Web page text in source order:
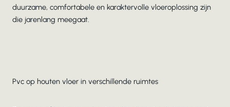
duurzame, comfortabele en karaktervolle vloeroplossing zijn
die jarenlang meegaat.
Pvc op houten vloer in verschillende ruimtes